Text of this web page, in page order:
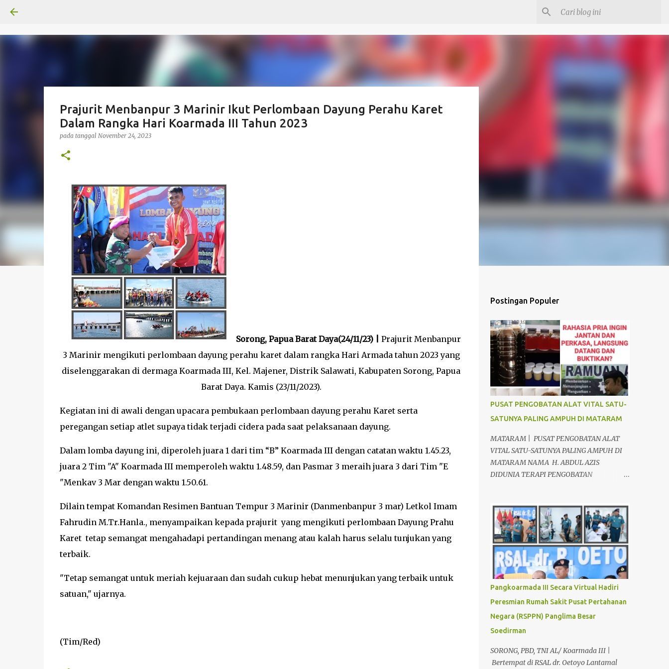
Prajurit Menbanpur 3 Marinir Ikut Perlombaan Dayung Perahu Karet
Dalam Rangka Hari Koarmada III Tahun 2023
pada tanggal November 24, 2023
Sorong, Papua Barat Daya(24/11/23) |
Prajurit Menbanpur
3 Marinir mengikuti perlombaan dayung perahu karet dalam rangka Hari Armada tahun 2023 yang
diselenggarakan di dermaga Koarmada III, Kel. Majener, Distrik Salawati, Kabupaten Sorong, Papua
Barat Daya. Kamis (23/11/2023).
Kegiatan ini di awali dengan upacara pembukaan perlombaan dayung perahu Karet serta
peregangan setiap atlet supaya tidak terjadi cidera pada saat pelaksanaan dayung.
Dalam lomba dayung ini, diperoleh juara 1 dari tim “B” Koarmada III dengan catatan waktu 1.45.23,
juara 2 Tim "A" Koarmada III memperoleh waktu 1.48.59, dan Pasmar 3 meraih juara 3 dari Tim "E
"Menkav 3 Mar dengan waktu 1.50.61.
Dilain tempat Komandan Resimen Bantuan Tempur 3 Marinir (Danmenbanpur 3 mar) Letkol Imam
Fahrudin M.Tr.Hanla., menyampaikan kepada prajurit yang mengikuti perlombaan Dayung Prahu
Karet tetap semangat mengahadapi pertandingan menang atau kalah harus selalu tunjukan yang
terbaik.
"Tetap semangat untuk meriah kejuaraan dan sudah cukup hebat menunjukan yang terbaik untuk
satuan," ujarnya.
(Tim/Red)
Postingan Populer
PUSAT PENGOBATAN ALAT VITAL SATU-
SATUNYA PALING AMPUH DI MATARAM
MATARAM | PUSAT PENGOBATAN ALAT
VITAL SATU-SATUNYA PALING AMPUH DI
MATARAM NAMA H. ABDUL AZIS
DIDUNIA TERAPI PENGOBATAN
KEMBALI JANTAN DAN PERKASA, sudah
tidak asing lagi dimata warga baik para
pria maupun wanita, terutama bapak-
bapak dan ibu-ibu. Lokasi Prakteknya Yang
sudah menyebar diseluruh daerah di
Indonesia Sangat Dibutuhkan di Mata
Warga Membuat Pengobatan Keperkasaan
Pria, H. Abdul Azis sangat
direkomendasikan. ANDA INGIN MENCARI
PENGOBATAN KEPERKASAAN Paling
Ampuh Di Kota Terdekat Di Mataram,?
Dengan Waktu Yang Cepat Untuk
Menyembuhkan Berbagai keluhan Alat
Pangkoarmada III Secara Virtual Hadiri
Peresmian Rumah Sakit Pusat Pertahanan
Negara (RSPPN) Panglima Besar
Soedirman
SORONG, PBD, TNI AL/ Koarmada III |
Bertempat di RSAL dr. Oetoyo Lantamal